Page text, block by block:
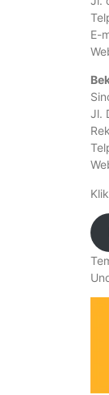
E-
Jl.